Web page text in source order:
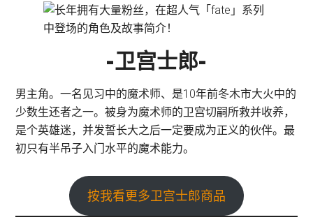
-卫宫士郎-
男主角。一名见习中的魔术师、是10年前冬木市大火中的
少数生还者之一。被身为魔术师的卫宫切嗣所救并收养，
是个英雄迷，并发誓长大之后一定要成为正义的伙伴。最
初只有半吊子入门水平的魔术能力。
按我看更多卫宫士郎商品